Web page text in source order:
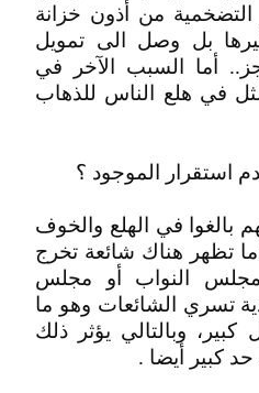
التضخمية من أذون خزانة
بل وصل الى تمويل
أما السبب الآخر في
في هلع الناس للذهاب
استقرار الموجود ؟
بالغوا في الهلع والخوف
تظهر هناك شائعة تخرج
النواب أو مجلس
تسري الشائعات وهو ما
وبالتالي يؤثر ذلك
كبير أيضا .